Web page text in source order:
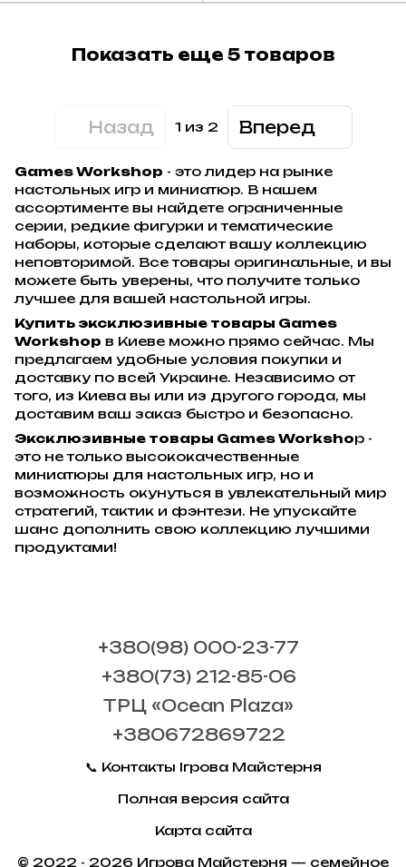
Показать еще 5 товаров
Назад 1 из 2 Вперед
Games Workshop - это лидер на рынке
настольных игр и миниатюр. В нашем
ассортименте вы найдете ограниченные
серии, редкие фигурки и тематические
наборы, которые сделают вашу коллекцию
неповторимой. Все товары оригинальные, и вы
можете быть уверены, что получите только
лучшее для вашей настольной игры.
Купить эксклюзивные товары Games
Workshop в Киеве можно прямо сейчас. Мы
предлагаем удобные условия покупки и
доставку по всей Украине. Независимо от
того, из Киева вы или из другого города, мы
доставим ваш заказ быстро и безопасно.
Эксклюзивные товары Games Workshop -
это не только высококачественные
миниатюры для настольных игр, но и
возможность окунуться в увлекательный мир
стратегий, тактик и фэнтези. Не упускайте
шанс дополнить свою коллекцию лучшими
продуктами!
+380(98) 000-23-77
+380(73) 212-85-06
ТРЦ «Ocean Plaza»
+380672869722
📞 Контакты Ігрова Майстерня
Полная версия сайта
Карта сайта
© 2022 - 2026 Игрова Майстерня — семейное